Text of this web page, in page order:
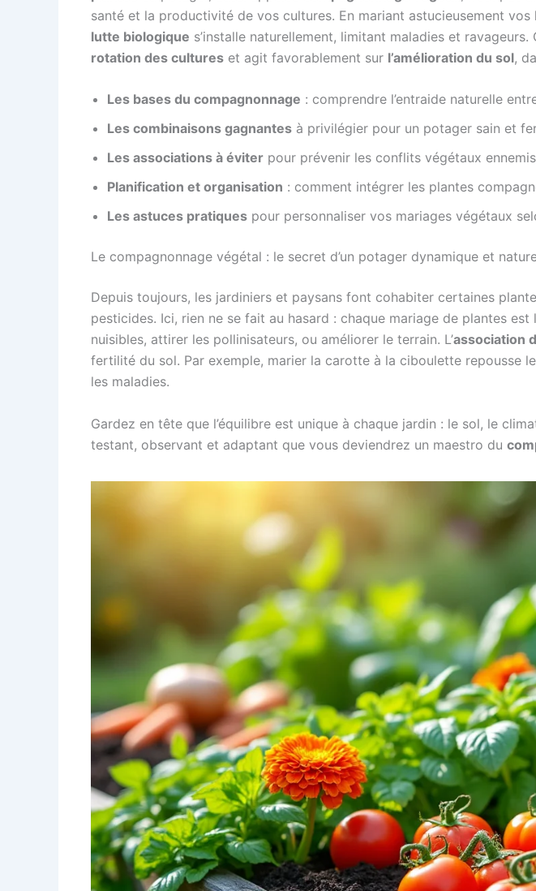
santé et la productivité de vos cultures. En mariant astucieusement
lutte biologique s’installe naturellement, limitant maladies et
rotation des cultures et agit favorablement sur l’amélioration du sol,
Les bases du compagnonnage : comprendre l’entraide naturelle
Les combinaisons gagnantes à privilégier pour un potager sain et
Les associations à éviter pour prévenir les conflits végétaux
Planification et organisation : comment intégrer les plantes
Les astuces pratiques pour personnaliser vos mariages végétaux
Le compagnonnage végétal : le secret d’un potager dynamique et
Depuis toujours, les jardiniers et paysans font cohabiter certaines
pesticides. Ici, rien ne se fait au hasard : chaque mariage de plantes
nuisibles, attirer les pollinisateurs, ou améliorer le terrain. L’association
fertilité du sol. Par exemple, marier la carotte à la ciboulette repousse
les maladies.
Gardez en tête que l’équilibre est unique à chaque jardin : le sol, le
testant, observant et adaptant que vous deviendrez un maestro du